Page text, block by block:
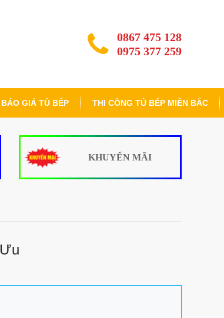
0867 475 128
0975 377 259
BÁO GIÁ TỦ BẾP THI CÔNG TỦ BẾP MIỀN BẮC
KHUYẾN MÃI